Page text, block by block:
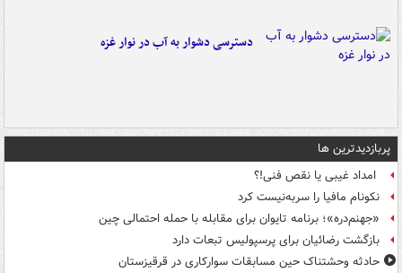
دسترسی دشوار به آب در نوار غزه
پربازدیدترین ها
امداد غیبی یا نقص فنی!؟
نکونام مافیا را سربه‌نیست کرد
«جهنم‌دره»؛ برنامه تایوان برای مقابله با حمله احتمالی چین
بازگشت رضائیان برای پرسپولیس تبعات دارد
حادثه وحشتناک حین مسابقات سوارکاری در قرقیزستان